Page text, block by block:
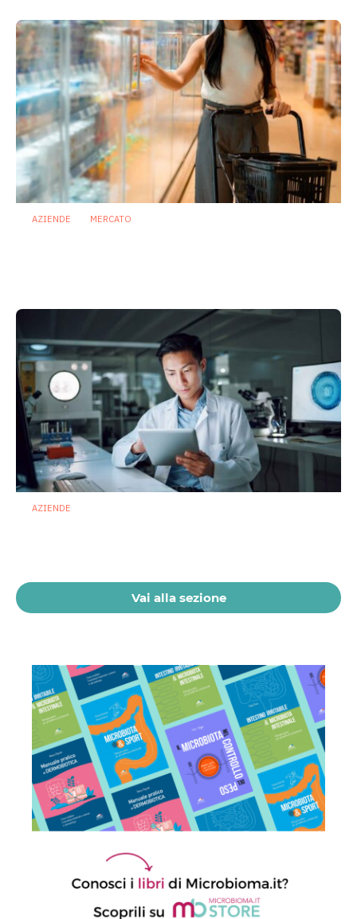
AZIENDE MERCATO
AZIENDE
Vai alla sezione